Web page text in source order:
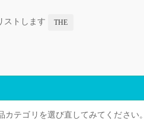
ストします THE
テゴリを選び直してみてください。